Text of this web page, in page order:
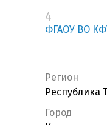
4
ФГАОУ ВО
Регион
Республика
Город